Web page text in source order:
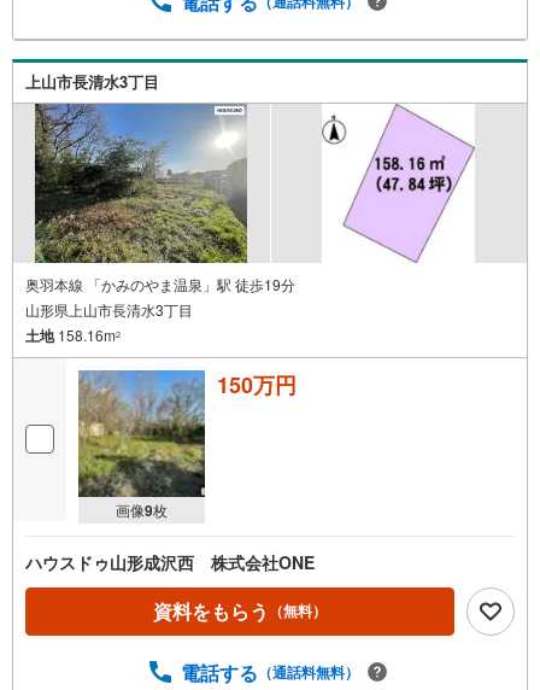
上山市長清水3丁目
奥羽本線 「かみのやま温泉」駅 徒歩19分
山形県上山市長清水3丁目
土地158.16m2
画像9枚
150万円
ハウスドゥ山形成沢西 株式会社ONE
資料をもらう （無料）
電話する （通話料無料）